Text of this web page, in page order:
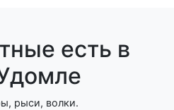
есть в
рыси, волки.